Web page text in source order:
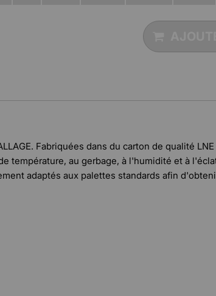
Fabriquées dans du carton de qualité
température, au gerbage, à l'humidité et à
adaptés aux palettes standards afin